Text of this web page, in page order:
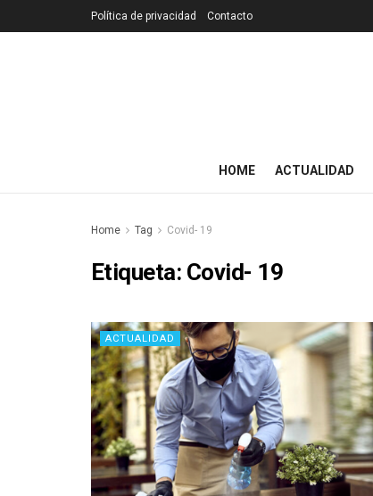
Política de privacidad Contacto
HOME ACTUALIDAD
Home Tag Covid- 19
Etiqueta: Covid- 19
ACTUALIDAD